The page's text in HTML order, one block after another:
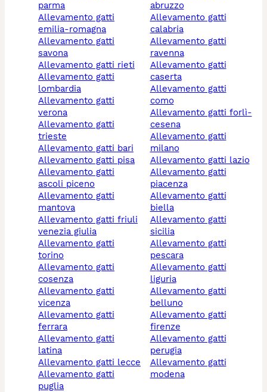
parma
allevamento gatti
emilia-romagna
allevamento gatti
savona
allevamento gatti rieti
allevamento gatti
lombardia
allevamento gatti
verona
allevamento gatti
trieste
allevamento gatti bari
allevamento gatti pisa
allevamento gatti
ascoli piceno
allevamento gatti
mantova
allevamento gatti friuli
venezia giulia
allevamento gatti
torino
allevamento gatti
cosenza
allevamento gatti
vicenza
allevamento gatti
ferrara
allevamento gatti
latina
allevamento gatti lecce
allevamento gatti
puglia
abruzzo
allevamento gatti
calabria
allevamento gatti
ravenna
allevamento gatti
caserta
allevamento gatti
como
allevamento gatti forlì-
cesena
allevamento gatti
milano
allevamento gatti lazio
allevamento gatti
piacenza
allevamento gatti
biella
allevamento gatti
sicilia
allevamento gatti
pescara
allevamento gatti
liguria
allevamento gatti
belluno
allevamento gatti
firenze
allevamento gatti
perugia
allevamento gatti
modena